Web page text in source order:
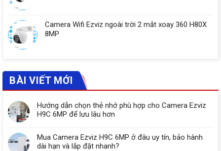
Camera Wifi Ezviz ngoài trời 2 mắt xoay 360 H80X
8MP
BÀI VIẾT MỚI
Hướng dẫn chọn thẻ nhớ phù hợp cho Camera Ezviz
H9C 6MP để lưu lâu hơn
Mua Camera Ezviz H9C 6MP ở đâu uy tín, bảo hành
dài hạn và lắp đặt nhanh?